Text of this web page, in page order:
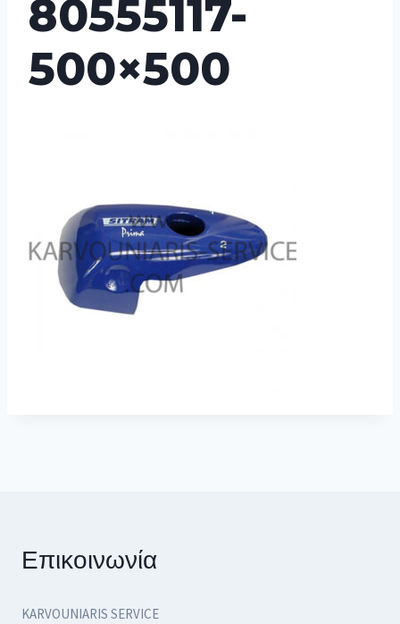
80555117-
500×500
Επικοινωνία
KARVOUNIARIS SERVICE